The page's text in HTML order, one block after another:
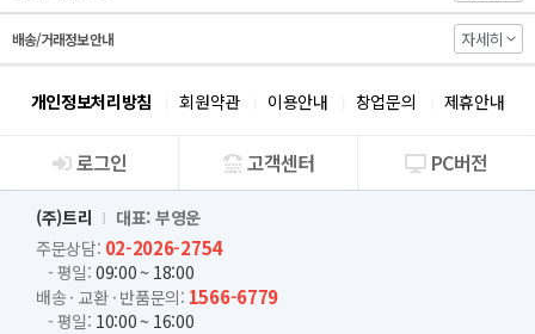
배송/거래정보 안내 자세히
개인정보처리방침 회원약관 이용안내 창업문의 제휴안내
회사소개
로그인 고객센터 PC버전
(주)트리
대표: 부영운
주문상담: 02-2026-2754
- 평일: 09:00 ~ 18:00
배송 · 교환 · 반품문의: 1566-6779
- 평일: 10:00 ~ 16:00